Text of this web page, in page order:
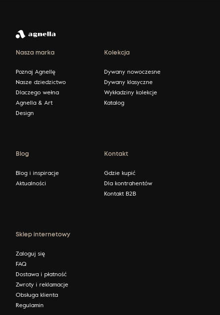
Nasza marka
Poznaj Agnellę
Nasze dziedzictwo
Dlaczego wełna
Agnella & Art
Design
Kolekcja
Dywany nowoczesne
Dywany klasyczne
Wykładziny kolekcje
Katalog
Blog
Blog i inspiracje
Aktualności
Kontakt
Gdzie kupić
Dla kontrahentów
Kontakt B2B
Sklep internetowy
Zaloguj się
FAQ
Dostawa i płatność
Zwroty i reklamacje
Obsługa klienta
Regulamin